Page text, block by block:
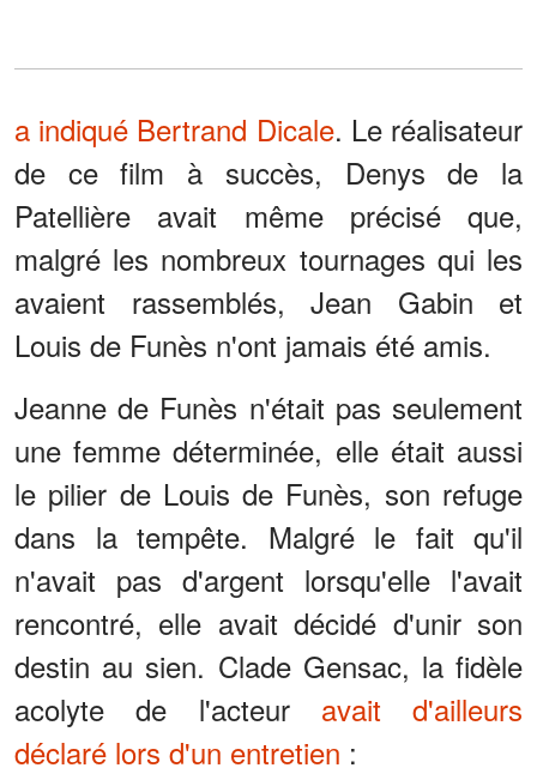
a indiqué Bertrand Dicale. Le réalisateur
de ce film à succès, Denys de la
Patellière avait même précisé que,
malgré les nombreux tournages qui les
avaient rassemblés, Jean Gabin et
Louis de Funès n'ont jamais été amis.
Jeanne de Funès n'était pas seulement
une femme déterminée, elle était aussi
le pilier de Louis de Funès, son refuge
dans la tempête. Malgré le fait qu'il
n'avait pas d'argent lorsqu'elle l'avait
rencontré, elle avait décidé d'unir son
destin au sien. Clade Gensac, la fidèle
acolyte de l'acteur avait d'ailleurs
déclaré lors d'un entretien :